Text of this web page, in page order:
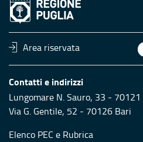
Area riservata
Contatti e indirizzi
Lungomare N. Sauro, 33 - 70121
Via G. Gentile, 52 - 70126 Bari
Elenco PEC e Rubrica